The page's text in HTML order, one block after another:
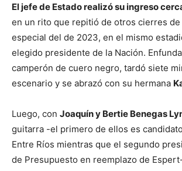
ve…
El jefe de Estado realizó su ingreso
en un rito que repitió de otros cierres de
especial del de 2023, en el mismo
elegido presidente de la Nación.
camperón de cuero negro, tardó siete
escenario y se abrazó con su hermana
Luego, con Joaquín y Bertie Benegas
guitarra -el primero de ellos es
Entre Ríos mientras que el segundo
de Presupuesto en reemplazo de